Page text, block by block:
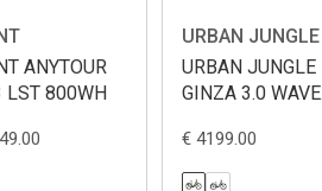
ANYTOUR
LST 800WH
URBAN JUNGLE
URBAN JUNGLE
GINZA 3.0 WAVE
€ 4199.00